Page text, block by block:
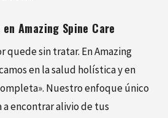
Amazing Spine Care
quede sin tratar. En Amazing
en la salud holística y en
Nuestro enfoque único
encontrar alivio de tus